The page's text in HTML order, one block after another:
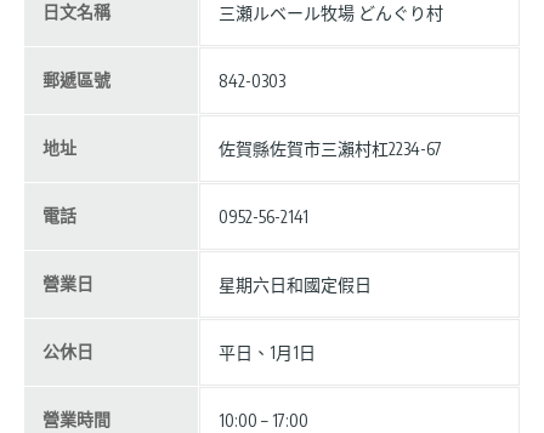
日文名稱 三瀬ルベール牧場 どんぐり村
郵遞區號 842-0303
地址 佐賀縣佐賀市三瀨村杠2234-67
電話 0952-56-2141
營業日 星期六日和國定假日
公休日 平日、1月1日
營業時間 10:00 – 17:00